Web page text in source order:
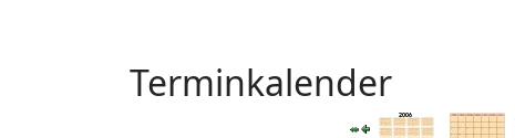
Terminkalender